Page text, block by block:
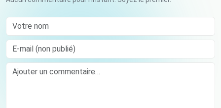
Votre nom
E-mail (non publié)
Comment